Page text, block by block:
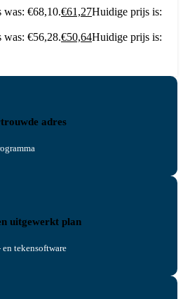
€68,10.€61,27Huidige prijs is:
€56,28.€50,64Huidige prijs is:
adres
uitgewerkt plan
tekensoftware